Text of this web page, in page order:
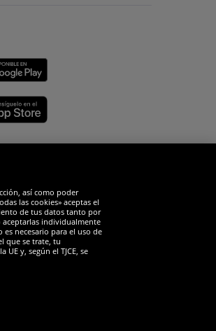
así como poder
las cookies» aceptas el
de tus datos tanto por
aceptarlas individualmente
necesario para el uso de
que se trate, tu
y, según el TJCE, se